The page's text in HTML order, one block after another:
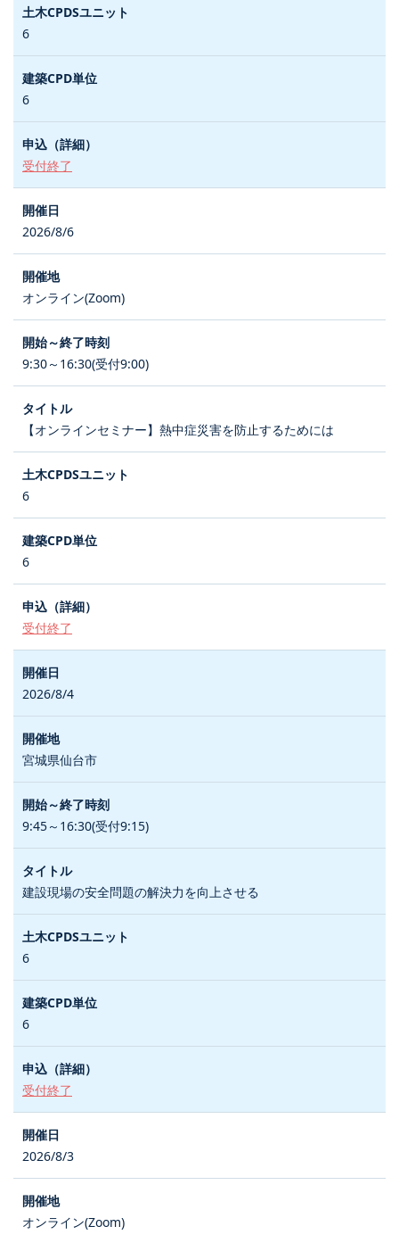
6
6
受付終了
2026/8/6
オンライン(Zoom)
9:30～16:30(受付9:00)
【オンラインセミナー】熱中症災害を防止するためには
6
6
受付終了
2026/8/4
宮城県仙台市
9:45～16:30(受付9:15)
建設現場の安全問題の解決力を向上させる
6
6
受付終了
2026/8/3
オンライン(Zoom)